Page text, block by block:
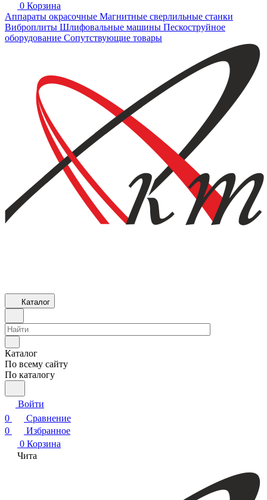
0 Корзина
Аппараты окрасочные Магнитные сверлильные станки
Виброплиты Шлифовальные машины Пескоструйное
оборудование Сопутствующие товары
Каталог
Каталог
По всему сайту
По каталогу
Войти
0
Сравнение
0
Избранное
0 Корзина
Чита